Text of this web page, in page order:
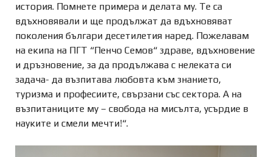
история. Помнете примера и делата му. Те са
вдъхновявали и ще продължат да вдъхновяват
поколения българи десетилетия наред. Пожелавам
на екипа на ПГТ “Пенчо Семов“ здраве, вдъхновение
и дръзновение, за да продължава с нелеката си
задача- да възпитава любовта към знанието,
туризма и професиите, свързани със сектора. А на
възпитаниците му – свобода на мисълта, усърдие в
науките и смели мечти!“.